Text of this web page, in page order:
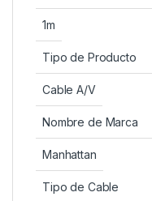
1m
Tipo de Producto
Cable A/V
Nombre de Marca
Manhattan
Tipo de Cable